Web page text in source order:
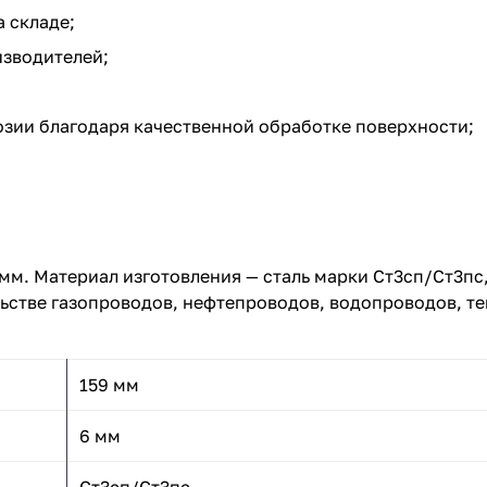
складе;
благодаря качественной обработке поверхности;
Материал изготовления — сталь марки Ст3сп/
газопроводов, нефтепроводов, водопроводов,
159 мм
6 мм